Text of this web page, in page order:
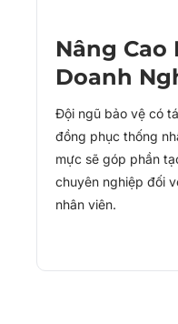
Nâng Cao
Doanh
Đội ngũ bảo vệ có
đồng phục thống
mực sẽ góp phần
chuyên nghiệp đối
nhân viên.